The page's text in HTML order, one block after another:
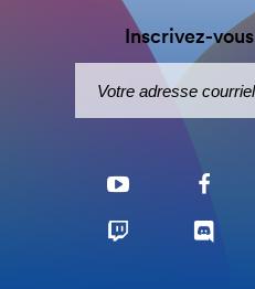
Inscrivez-